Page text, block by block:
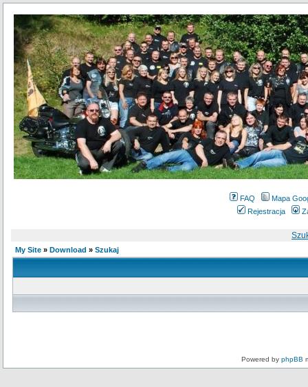
FAQ
Mapa
Rejestracja
My Site » Download » Szukaj
Powered by phpBB